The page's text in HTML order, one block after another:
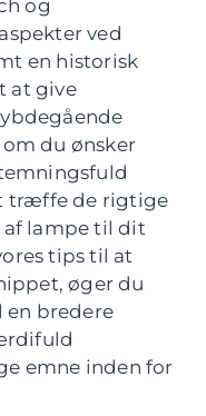
og
ved
en historisk
at give
du ønsker
træffe de rigtige
af lampe til dit
tips til at
øger du
en bredere
emne inden for